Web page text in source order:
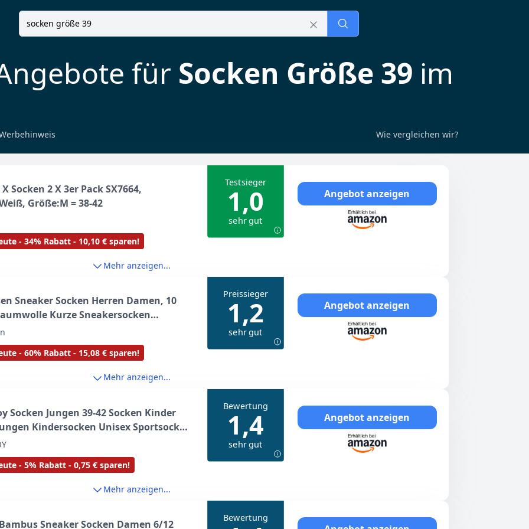
für Socken Größe 39 im
Wie vergleichen wir?
X Socken 2 X 3er Pack SX7664,
Größe:M = 38-42
- 34% Rabatt - 10,10 € sparen!
Testsieger
1,0
sehr gut
Angebot anzeigen
Mehr anzeigen...
Sneaker Socken Herren Damen, 10
Kurze Sneakersocken
Weiß 39-42
- 60% Rabatt - 15,08 € sparen!
Preissieger
1,2
sehr gut
Angebot anzeigen
Mehr anzeigen...
Socken Jungen 39-42 Socken Kinder
Kindersocken Unisex Sportsocken
Baumwolle Kleinkind Sneakersocken
Atmungsaktiv
Kinder 12 Paar 2876
- 5% Rabatt - 0,75 € sparen!
Bewertung
1,4
sehr gut
Angebot anzeigen
Mehr anzeigen...
Sneaker Socken Damen 6/12
Bewertung